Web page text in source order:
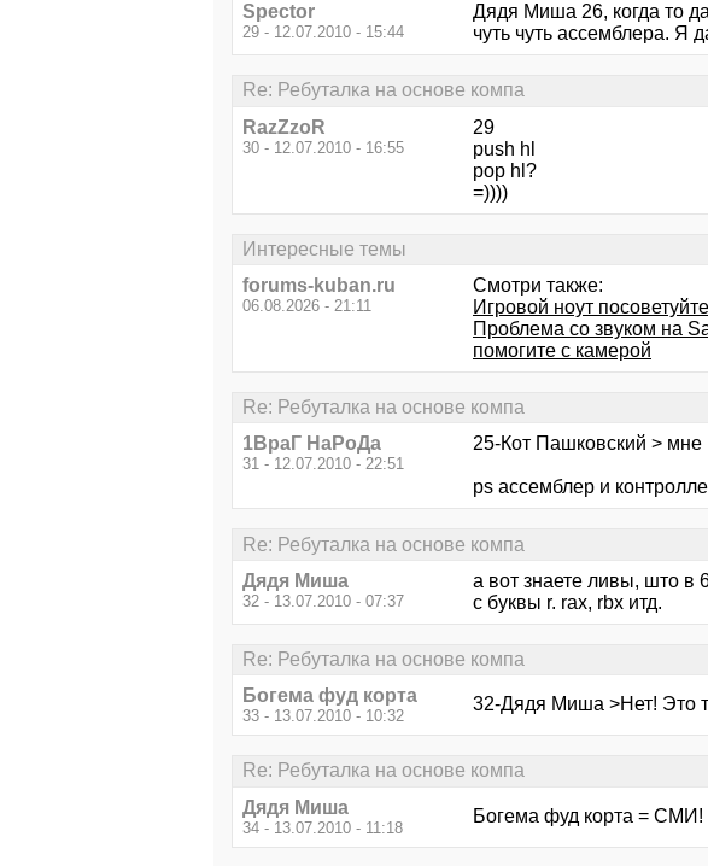
Spector
29 - 12.07.2010 - 15:44
Дядя Миша 26, когда то
чуть чуть ассемблера. Я
Re: Ребуталка на основе компа
RazZzoR
30 - 12.07.2010 - 16:55
29
push hl
pop hl?
=))))
Интересные темы
forums-kuban.ru
06.08.2026 - 21:11
Смотри также:
Игровой ноут
Проблема со звуком на
помогите с камерой
Re: Ребуталка на основе компа
1ВраГ НаРоДа
31 - 12.07.2010 - 22:51
25-Кот Пашковский > мне
ps ассемблер и
Re: Ребуталка на основе компа
Дядя Миша
32 - 13.07.2010 - 07:37
а вот знаете ливы, што в
с буквы r. rax, rbx итд.
Re: Ребуталка на основе компа
Богема фуд корта
33 - 13.07.2010 - 10:32
32-Дядя Миша >Нет! Это
Re: Ребуталка на основе компа
Дядя Миша
34 - 13.07.2010 - 11:18
Богема фуд корта = СМИ!